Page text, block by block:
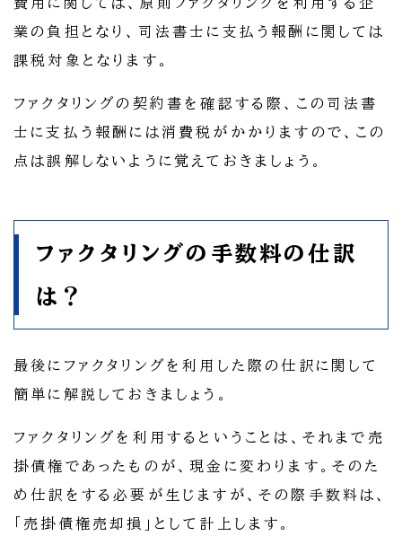
費用に関しては、原則ファクタリングを利用する企
業の負担となり、司法書士に支払う報酬に関しては
課税対象となります。
ファクタリングの契約書を確認する際、この司法書
士に支払う報酬には消費税がかかりますので、この
点は誤解しないように覚えておきましょう。
ファクタリングの手数料の仕訳
は？
最後にファクタリングを利用した際の仕訳に関して
簡単に解説しておきましょう。
ファクタリングを利用するということは、それまで売
掛債権であったものが、現金に変わります。そのた
め仕訳をする必要が生じますが、その際手数料は、
「売掛債権売却損」として計上します。